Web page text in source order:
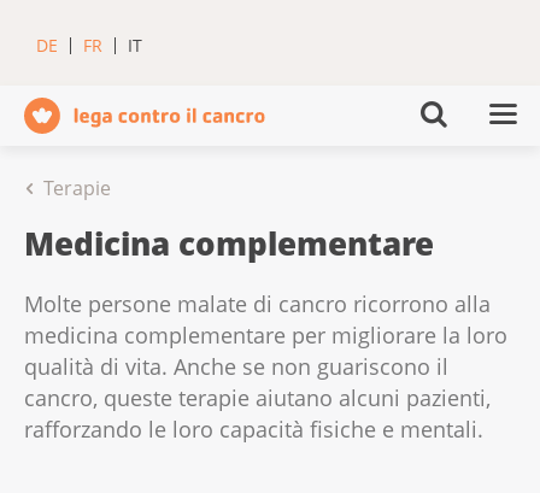
DE FR IT
Terapie
Medicina complementare
Molte persone malate di cancro ricorrono alla
medicina complementare per migliorare la loro
qualità di vita. Anche se non guariscono il
cancro, queste terapie aiutano alcuni pazienti,
rafforzando le loro capacità fisiche e mentali.